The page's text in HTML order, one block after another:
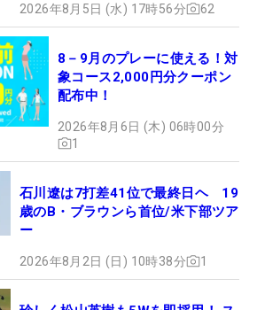
2026年8月5日 (水) 17時56分 62
8－9月のプレーに使える！対
象コース2,000円分クーポン
配布中！
2026年8月6日 (木) 06時00分
1
石川遼は7打差41位で最終日ヘ 19
歳のB・ブラウンら首位/米下部ツア
ー
2026年8月2日 (日) 10時38分 1